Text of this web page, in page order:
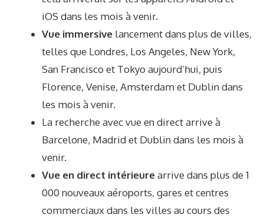
iOS dans les mois à venir.
Vue immersive lancement dans plus de villes,
telles que Londres, Los Angeles, New York,
San Francisco et Tokyo aujourd’hui, puis
Florence, Venise, Amsterdam et Dublin dans
les mois à venir.
La recherche avec vue en direct arrive à
Barcelone, Madrid et Dublin dans les mois à
venir.
Vue en direct intérieurearrive dans plus de 1
000 nouveaux aéroports, gares et centres
commerciaux dans les villes au cours des